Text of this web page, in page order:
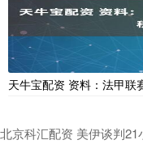
天牛宝配资 资料：法甲联
北京科汇配资 美伊谈判